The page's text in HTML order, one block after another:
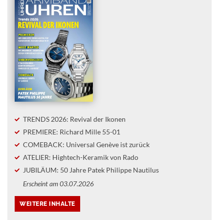
TRENDS 2026: Revival der Ikonen
PREMIERE: Richard Mille 55-01
COMEBACK: Universal Genève ist zurück
ATELIER: Hightech-Keramik von Rado
JUBILÄUM: 50 Jahre Patek Philippe Nautilus
Erscheint am 03.07.2026